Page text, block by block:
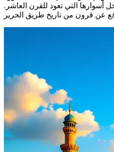
قديماً داخل أسوارها التي تعود للقرن العاشر.